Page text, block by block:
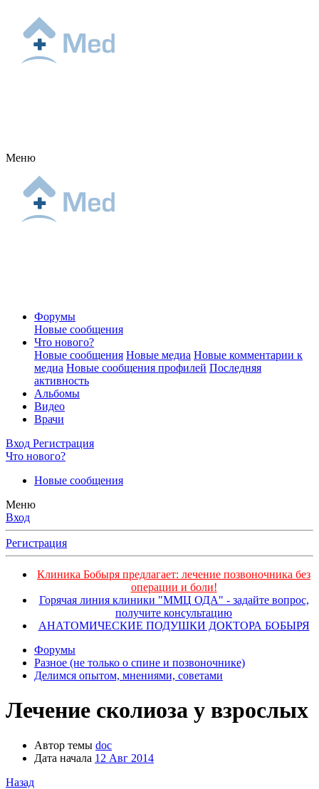
Меню
Форумы
Новые сообщения
Что нового?
Новые сообщения Новые медиа Новые комментарии к
медиа Новые сообщения профилей Последняя
активность
Альбомы
Видео
Врачи
Вход Регистрация
Что нового?
Новые сообщения
Меню
Вход
Регистрация
Клиника Бобыря предлагает: лечение позвоночника без
операции и боли!
Горячая линия клиники "ММЦ ОДА" - задайте вопрос,
получите консультацию
АНАТОМИЧЕСКИЕ ПОДУШКИ ДОКТОРА БОБЫРЯ
Форумы
Разное (не только о спине и позвоночнике)
Делимся опытом, мнениями, советами
Лечение сколиоза у взрослых
Автор темы doc
Дата начала 12 Авг 2014
Назад